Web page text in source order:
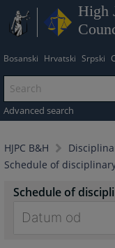
High
Bosanski Hrvatski Srpski
Advanced search
HJPC B&H
Schedule of
Schedule of